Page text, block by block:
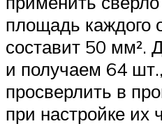
площадь каждого
составит 50 мм².
и получаем 64
просверлить в
при настройке их